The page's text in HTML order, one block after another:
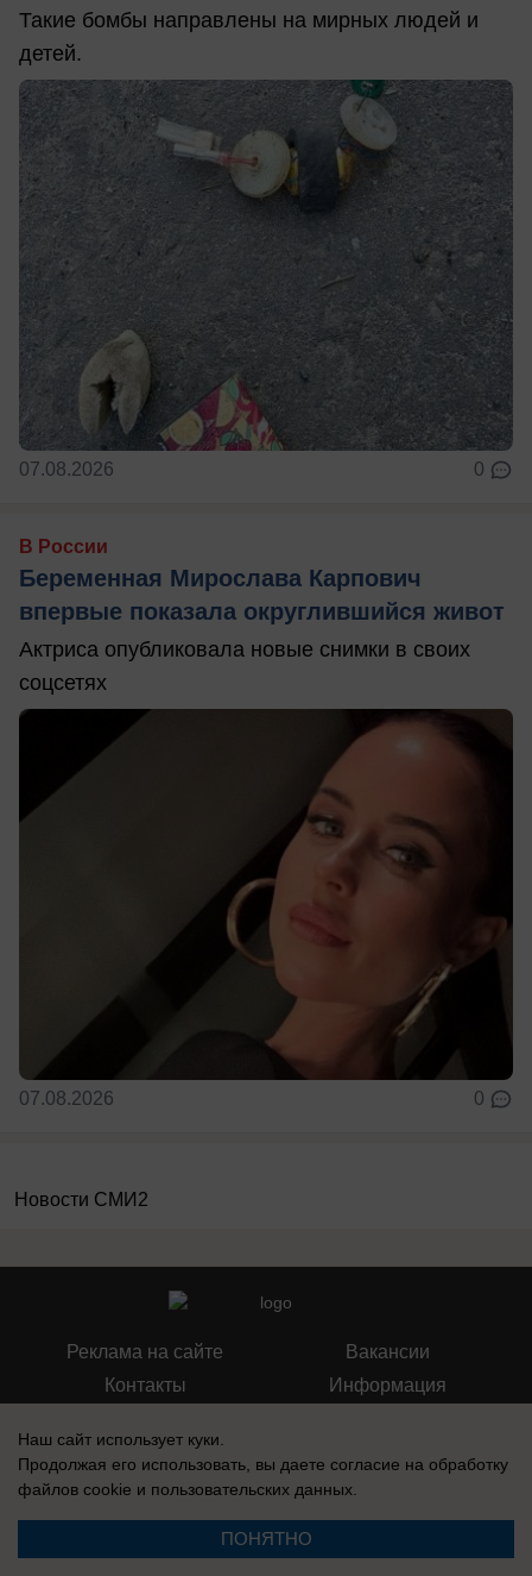
Такие бомбы направлены на мирных людей и
детей.
07.08.2026 0
В России
Беременная Мирослава Карпович
впервые показала округлившийся живот
Актриса опубликовала новые снимки в своих
соцсетях
07.08.2026 0
Новости СМИ2
Реклама на сайте
Контакты
Вакансии
Информация
массовых коммуникаций (Роскомнадзор) 12 июля 2019 г.
Наш сайт использует куки.
Продолжая его использовать, вы даете согласие на обработку
файлов cookie и пользовательских данных.
ПОНЯТНО